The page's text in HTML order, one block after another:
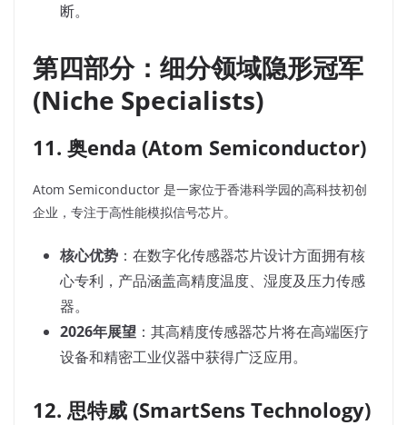
断。
第四部分：细分领域隐形冠军
(Niche Specialists)
11. 奥enda (Atom Semiconductor)
Atom Semiconductor 是一家位于香港科学园的高科技初创
企业，专注于高性能模拟信号芯片。
核心优势 ：在数字化传感器芯片设计方面拥有核
心专利，产品涵盖高精度温度、湿度及压力传感
器。
2026年展望 ：其高精度传感器芯片将在高端医疗
设备和精密工业仪器中获得广泛应用。
12. 思特威 (SmartSens Technology)